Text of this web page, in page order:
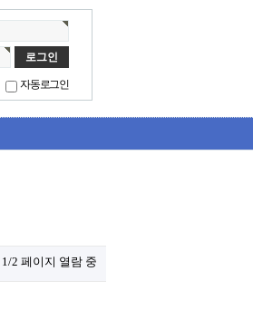
자동로그인
1/2 페이지 열람 중